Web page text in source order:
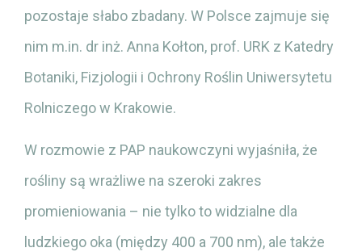
pozostaje słabo zbadany. W Polsce zajmuje się
nim m.in. dr inż. Anna Kołton, prof. URK z Katedry
Botaniki, Fizjologii i Ochrony Roślin Uniwersytetu
Rolniczego w Krakowie.
W rozmowie z PAP naukowczyni wyjaśniła, że
rośliny są wrażliwe na szeroki zakres
promieniowania – nie tylko to widzialne dla
ludzkiego oka (między 400 a 700 nm), ale także